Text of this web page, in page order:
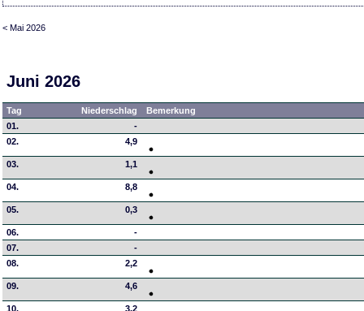
< Mai 2026
Juni 2026
Tag Niederschlag
Bemerkung
01.
-
02.
4,9
03. 1,1
04. 8,8
05. 0,3
06.
-
07.
-
08.
2,2
09. 4,6
10. 3,2